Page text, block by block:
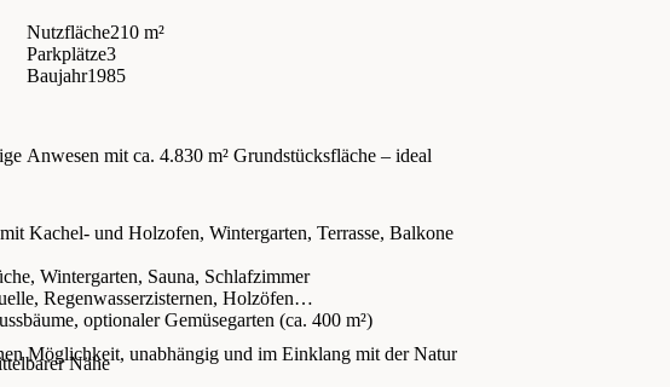
Nutzfläche210 m²
Parkplätze3
Baujahr1985
Anwesen mit ca. 4.830 m² Grundstücksfläche – ideal
Kachel- und Holzofen, Wintergarten, Terrasse, Balkone
Wintergarten, Sauna, Schlafzimmer
Regenwasserzisternen, Holzöfen
optionaler Gemüsegarten (ca. 400 m²)
Nähe
Möglichkeit, unabhängig und im Einklang mit der Natur